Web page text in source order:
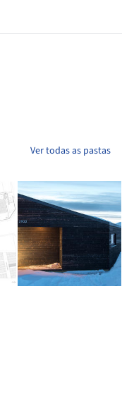
Ver todas as pastas